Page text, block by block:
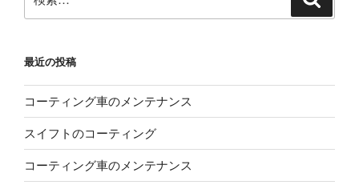
索:
最近の投稿
コーティング車のメンテナンス
スイフトのコーティング
コーティング車のメンテナンス